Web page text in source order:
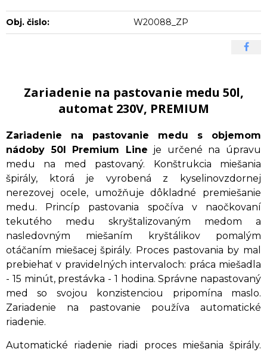
Obj. čislo: W20088_ZP
Zariadenie na pastovanie medu 50l,
automat 230V, PREMIUM
Zariadenie na pastovanie medu s objemom
nádoby 50l Premium Line je určené na úpravu
medu na med pastovaný. Konštrukcia miešania
špirály, ktorá je vyrobená z kyselinovzdornej
nerezovej ocele, umožňuje dôkladné premiešanie
medu. Princíp pastovania spočíva v naočkovaní
tekutého medu skryštalizovaným medom a
nasledovným miešaním kryštálikov pomalým
otáčaním miešacej špirály. Proces pastovania by mal
prebiehať v pravidelných intervaloch: práca miešadla
- 15 minút, prestávka - 1 hodina. Správne napastovaný
med so svojou konzistenciou pripomína maslo.
Zariadenie na pastovanie používa automatické
riadenie.
Automatické riadenie riadi proces miešania špirály.